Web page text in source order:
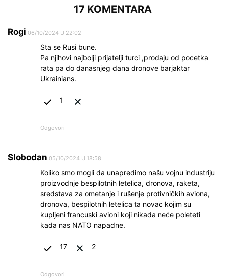
17 KOMENTARA
Rogi 06/10/2024 U 22:02
Sta se Rusi bune.
Pa njihovi najbolji prijatelji turci ,prodaju od pocetka
rata pa do danasnjeg dana dronove barjaktar
Ukrainians.
1
Odgovori
Slobodan 05/10/2024 U 18:58
Koliko smo mogli da unapredimo našu vojnu industriju
proizvodnje bespilotnih letelica, dronova, raketa,
sredstava za ometanje i rušenje protivničkih aviona,
dronova, bespilotnih letelica ta novac kojim su
kupljeni francuski avioni koji nikada neće poleteti
kada nas NATO napadne.
17 2
Odgovori